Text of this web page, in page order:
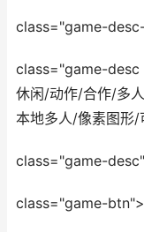
class="game-
class="game-
休闲/动作/合作/多
本地多人/像素图形
class="game-
class="game-